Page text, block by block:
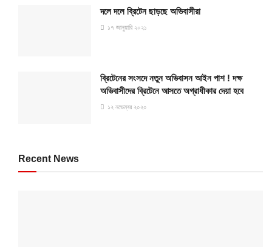
দলে দলে ব্রিটেন ছাড়ছে অভিবাসীরা
১৭ জানুয়ারি ২০২১
ব্রিটেনের সংসদে নতুন অভিবাসন আইন পাশ ! দক্ষ
অভিবাসীদের ব্রিটেনে আসতে অগ্রাধীকার দেয়া হবে
১২ নভেম্বর ২০২০
Recent News